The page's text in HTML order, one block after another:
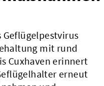
Geflügelpestvirus
mit rund
Cuxhaven erinnert
erneut